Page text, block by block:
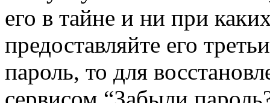
его в тайне и ни при
предоставляйте его
пароль, то для